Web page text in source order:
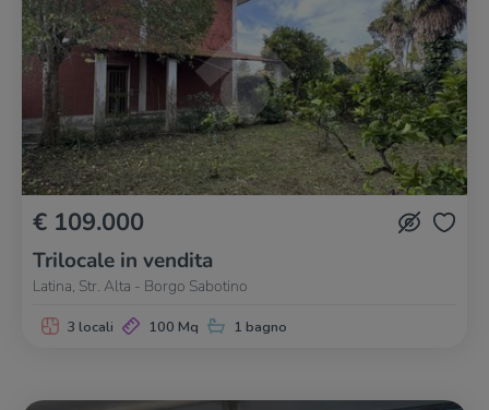
€ 109.000
Trilocale in vendita
Latina, Str. Alta - Borgo Sabotino
3 locali 100 Mq 1 bagno